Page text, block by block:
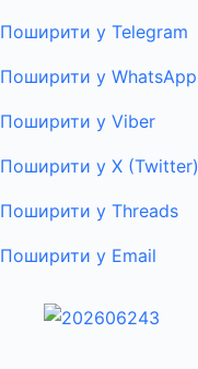
Поширити у Telegram
Поширити у WhatsApp
Поширити у Viber
Поширити у X (Twitter)
Поширити у Threads
Поширити у Email